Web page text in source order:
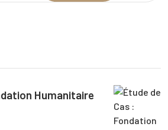
Humanitaire